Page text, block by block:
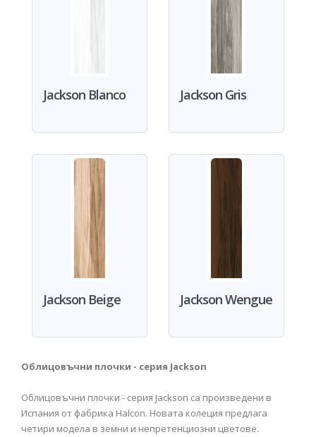
Jackson Blanco Jackson Gris
Jackson Beige Jackson Wengue
Облицовъчни плочки - серия Jackson
Облицовъчни плочки - серия Jackson са произведени в
Испания от фабрика Halcon. Новата колеция предлага
четири модела в земни и непретенциозни цветове.